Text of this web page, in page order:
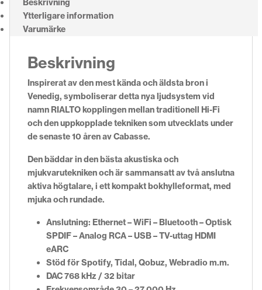
Beskrivning
Ytterligare information
Varumärke
Beskrivning
Inspirerat av den mest kända och äldsta bron i
Venedig, symboliserar detta nya ljudsystem vid
namn RIALTO kopplingen mellan traditionell Hi-Fi
och den uppkopplade tekniken som utvecklats under
de senaste 10 åren av Cabasse.
Den bäddar in den bästa akustiska och
mjukvarutekniken och är sammansatt av två anslutna
aktiva högtalare, i ett kompakt bokhylleformat, med
mjuka och rundade.
Anslutning: Ethernet – WiFi – Bluetooth – Optisk
SPDIF – Analog RCA – USB – TV-uttag HDMI
eARC
Stöd för Spotify, Tidal, Qobuz, Webradio m.m.
DAC 768 kHz / 32 bitar